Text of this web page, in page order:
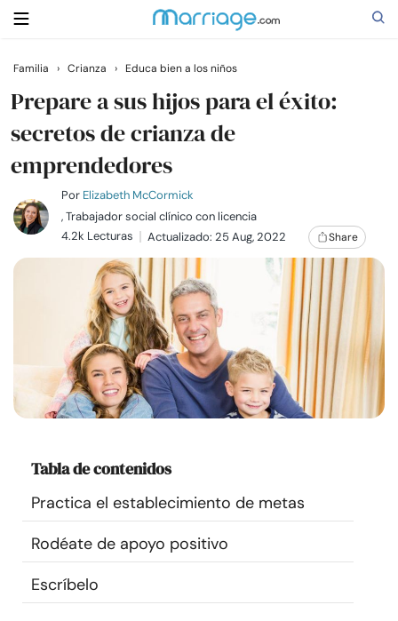
Buscar
Casarse
Relaciones
Familia
Cursos
Recursos
Comunidad
Encuentra un terapeuta
Idioma ES
Familia › Crianza › Educa bien a los niños
Prepare a sus hijos para el éxito:
secretos de crianza de
emprendedores
Por Elizabeth McCormick
, Trabajador social clínico con licencia
4.2k Lecturas
Actualizado: 25 Aug, 2022 Share
Tabla de contenidos
Practica el establecimiento de metas
Rodéate de apoyo positivo
Escríbelo